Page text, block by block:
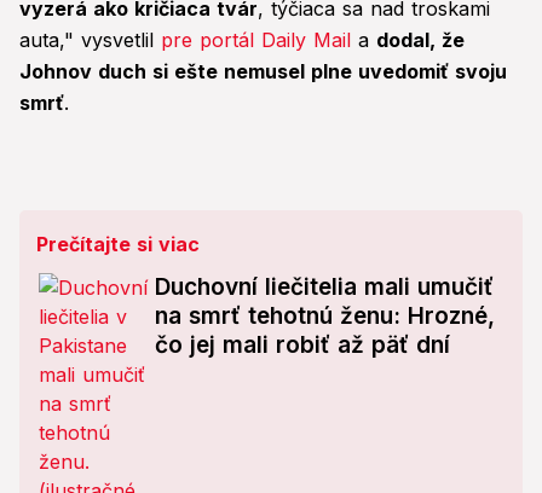
vyzerá ako kričiaca tvár, týčiaca sa nad troskami
auta," vysvetlil pre portál Daily Mail a dodal, že
Johnov duch si ešte nemusel plne uvedomiť svoju
smrť.
Prečítajte si viac
Duchovní liečitelia mali umučiť
na smrť tehotnú ženu: Hrozné,
čo jej mali robiť až päť dní